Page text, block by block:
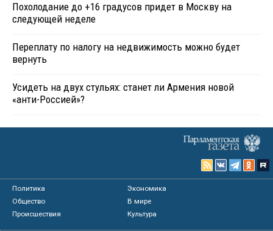
Похолодание до +16 градусов придет в Москву на
следующей неделе
Переплату по налогу на недвижимость можно будет
вернуть
Усидеть на двух стульях: станет ли Армения новой
«анти-Россией»?
Политика
Экономика
Общество
В мире
Происшествия
Культура